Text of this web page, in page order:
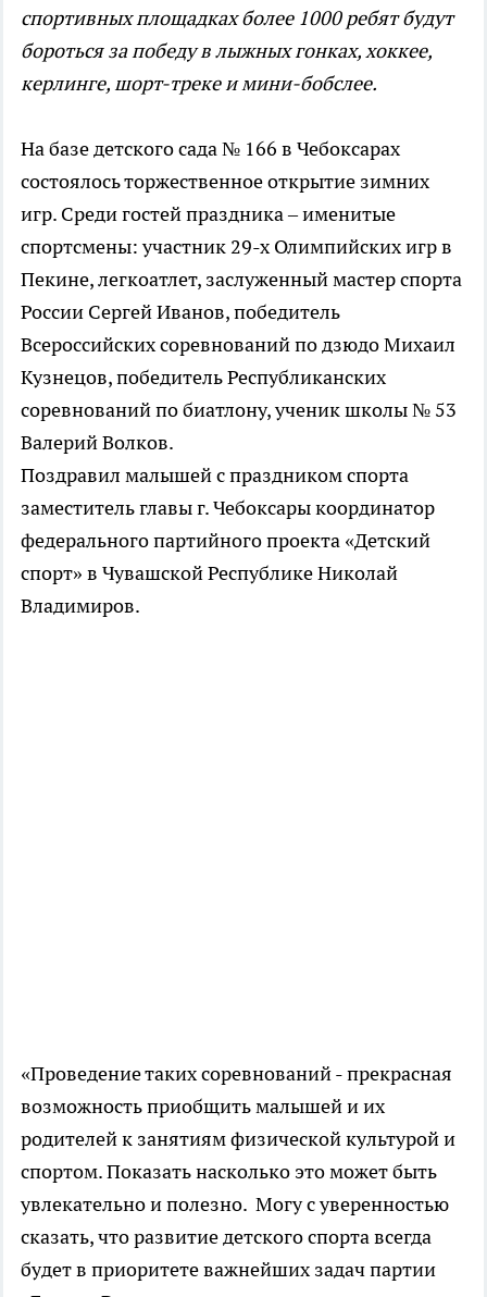
спортивных площадках более 1000 ребят будут
бороться за победу в лыжных гонках, хоккее,
керлинге, шорт-треке и мини-бобслее.
На базе детского сада № 166 в Чебоксарах
состоялось торжественное открытие зимних
игр. Среди гостей праздника – именитые
спортсмены: участник 29-х Олимпийских игр в
Пекине, легкоатлет, заслуженный мастер спорта
России Сергей Иванов, победитель
Всероссийских соревнований по дзюдо Михаил
Кузнецов, победитель Республиканских
соревнований по биатлону, ученик школы № 53
Валерий Волков.
Поздравил малышей с праздником спорта
заместитель главы г. Чебоксары координатор
федерального партийного проекта «Детский
спорт» в Чувашской Республике Николай
Владимиров.
«Проведение таких соревнований - прекрасная
возможность приобщить малышей и их
родителей к занятиям физической культурой и
спортом. Показать насколько это может быть
увлекательно и полезно. Могу с уверенностью
сказать, что развитие детского спорта всегда
будет в приоритете важнейших задач партии